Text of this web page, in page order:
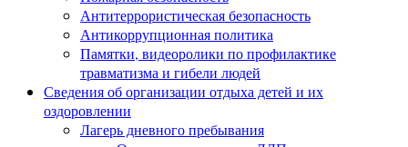
Антитеррористическая безопасность
Антикоррупционная политика
Памятки, видеоролики по профилактике
травматизма и гибели людей
Сведения об организации отдыха детей и их
оздоровлении
Лагерь дневного пребывания